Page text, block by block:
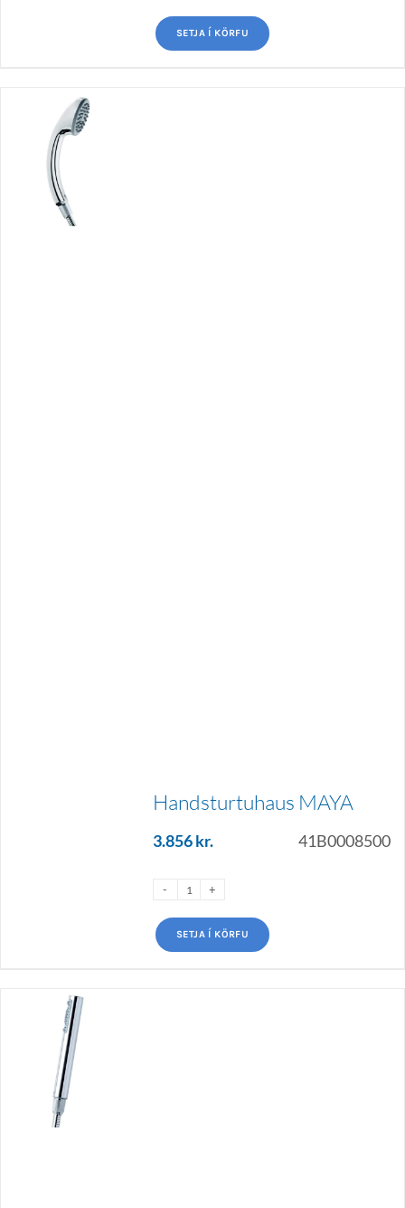
SETJA Í KÖRFU
Handsturtuhaus MAYA
3.856kr. 41B0008500
SETJA Í KÖRFU